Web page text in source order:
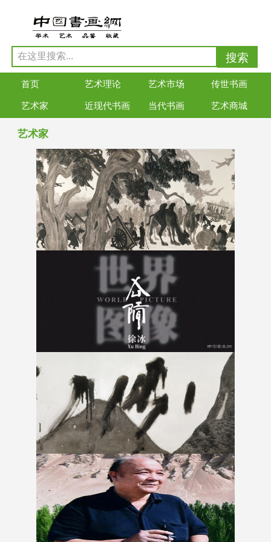
首页 艺术理论 艺术市场 传世书画
艺术家 近现代书画 当代书画 艺术商城
艺术家